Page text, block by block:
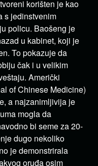
korišten je kao
s jedinstvenim
policu. Baošeng je
u kabinet, koji je
To pokazuje da
čak i u velikim
Američki
of Chinese Medicine)
a najzanimljivija je
mogla da
bi seme za 20-
dugo nekoliko
je demonstrirala
oruđa osim